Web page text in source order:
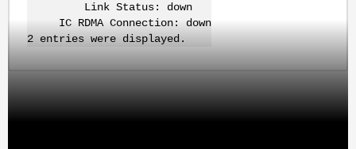
Link Status: down
IC RDMA Connection: down
2 entries were displayed.